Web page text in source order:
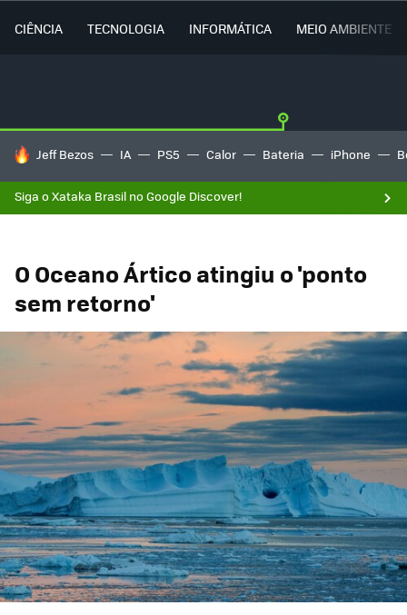
CIÊNCIA TECNOLOGIA INFORMÁTICA MEIO AMBIENTE
TENDÊNCIAS DO DIA
Jeff Bezos IA PS5 Calor Bateria iPhone
Siga o Xataka Brasil no Google Discover!
O Oceano Ártico atingiu o 'ponto
sem retorno'